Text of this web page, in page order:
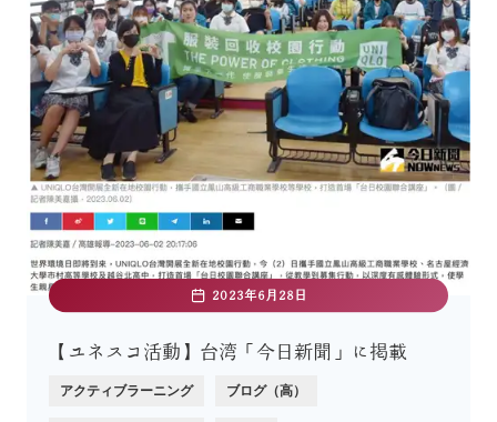
2023年6月28日
【ユネスコ活動】台湾「今日新聞」に掲載
アクティブラーニング ブログ（高）